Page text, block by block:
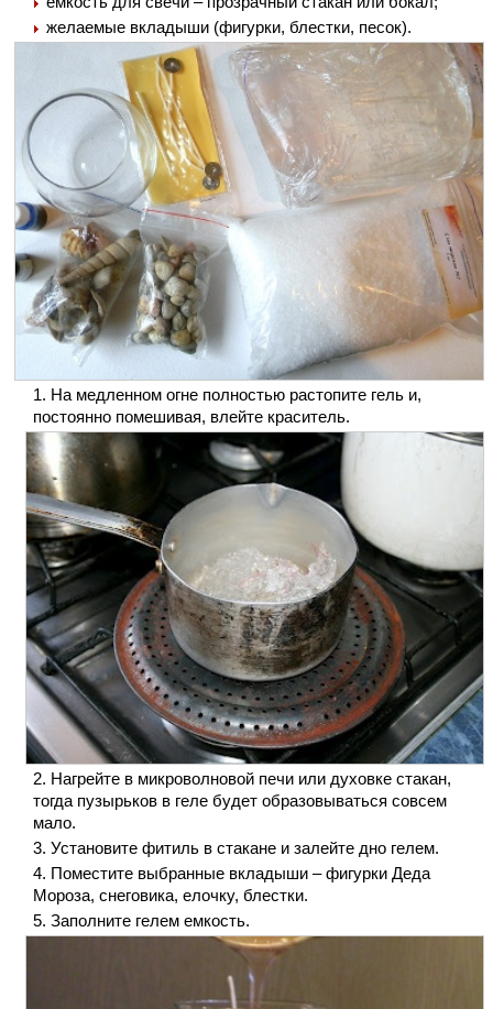
желаемые вкладыши (фигурки, блестки, песок).
На медленном огне полностью растопите гель и,
постоянно помешивая, влейте краситель.
Нагрейте в микроволновой печи или духовке стакан,
тогда пузырьков в геле будет образовываться совсем
мало.
Установите фитиль в стакане и залейте дно гелем.
Поместите выбранные вкладыши – фигурки Деда
Мороза, снеговика, елочку, блестки.
Заполните гелем емкость.